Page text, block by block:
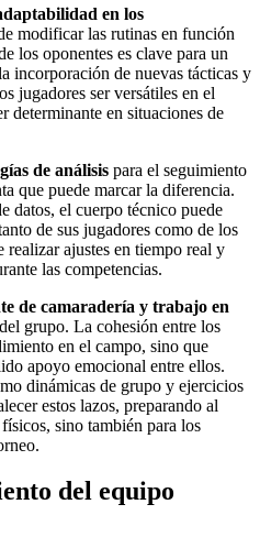
en los
modificar las rutinas en función
los oponentes es clave para un
incorporación de nuevas tácticas y
jugadores ser versátiles en el
determinante en situaciones de
de análisis para el seguimiento
que puede marcar la diferencia.
datos, el cuerpo técnico puede
de sus jugadores como de los
ajustes en tiempo real y
las competencias.
de camaradería y trabajo en
grupo. La cohesión entre los
en el campo, sino que
apoyo emocional entre ellos.
dinámicas de grupo y ejercicios
estos lazos, preparando al
sino también para los
del equipo